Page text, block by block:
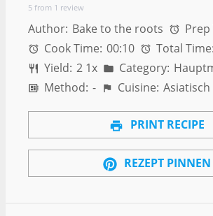
5 from 1 review
Author: Bake to the roots Prep
Cook Time: 00:10 Total Time:
Yield: 2 1x Category:
Method: - Cuisine: Asiatisch
PRINT RECIPE
REZEPT PINNEN